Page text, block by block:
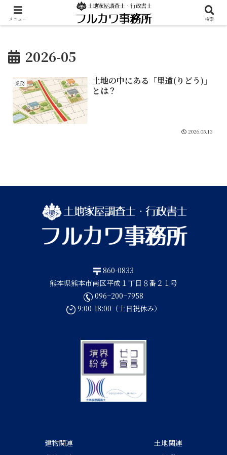
2026-05
業務
土地の中にある「里道(りどう)」
とは？
2026.05.13
860-0833
熊本県熊本市南区平成１丁目８番２１号
096−200−7958
9:00-18:00（土日祝休み）
建物関連
土地関連
メニュー 検索